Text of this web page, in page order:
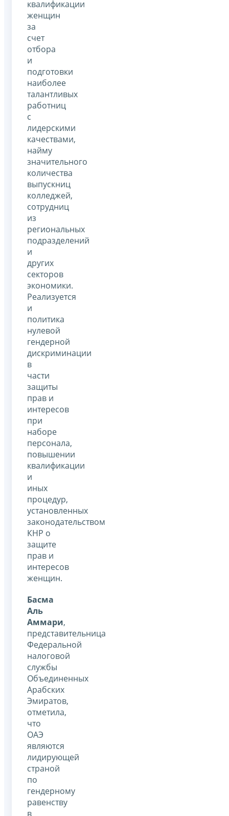
квалификации
женщин
за
счет
отбора
и
подготовки
наиболее
талантливых
работниц
с
лидерскими
качествами,
найму
значительного
количества
выпускниц
колледжей,
сотрудниц
из
региональных
подразделений
и
других
секторов
экономики.
Реализуется
и
политика
нулевой
гендерной
дискриминации
в
части
защиты
прав и
интересов
при
наборе
персонала,
повышении
квалификации
и
иных
процедур,
установленных
законодательством
КНР о
защите
прав и
интересов
женщин.
Басма
Аль
Аммари,
представительница
Федеральной
налоговой
службы
Объединенных
Арабских
Эмиратов,
отметила,
что
ОАЭ
являются
лидирующей
страной
по
гендерному
равенству
в